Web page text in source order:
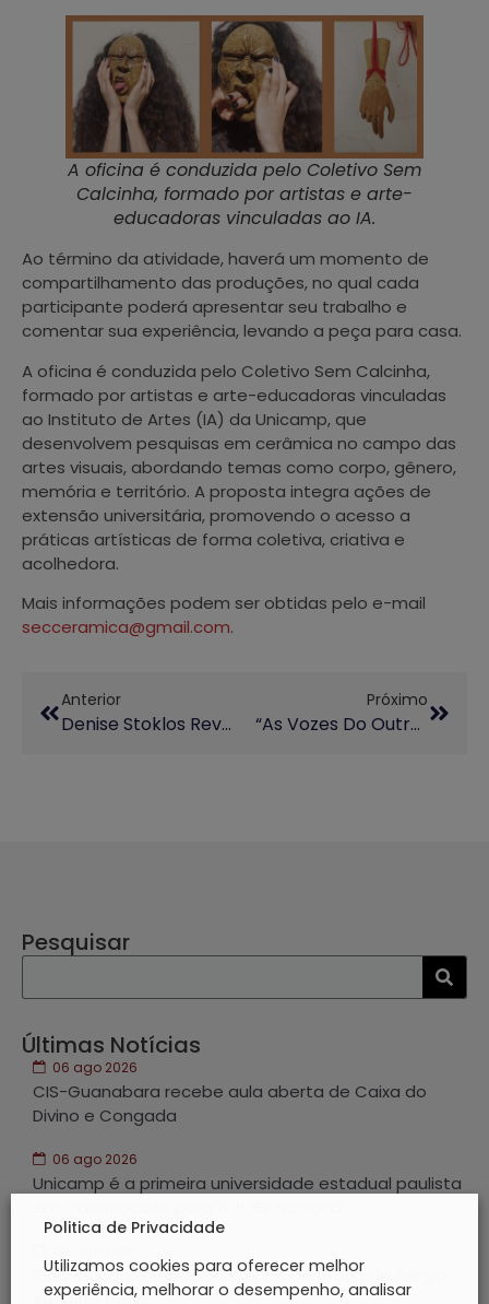
A oficina é conduzida pelo Coletivo Sem
Calcinha, formado por artistas e arte-
educadoras vinculadas ao IA.
Ao término da atividade, haverá um momento de
compartilhamento das produções, no qual cada
participante poderá apresentar seu trabalho e
comentar sua experiência, levando a peça para casa.
A oficina é conduzida pelo Coletivo Sem Calcinha,
formado por artistas e arte-educadoras vinculadas
ao Instituto de Artes (IA) da Unicamp, que
desenvolvem pesquisas em cerâmica no campo das
artes visuais, abordando temas como corpo, gênero,
memória e território. A proposta integra ações de
extensão universitária, promovendo o acesso a
práticas artísticas de forma coletiva, criativa e
acolhedora.
Mais informações podem ser obtidas pelo e-mail
secceramica@gmail.com.
Anterior
Denise Stoklos Revisita Espetáculo “Mary Stuart” No Palco DCult
Próximo
“As Vozes Do Outro Lado” Transforma Lendas Urbanas Em Audiodrama
Pesquisar
Últimas Notícias
06 ago 2026
CIS-Guanabara recebe aula aberta de Caixa do
Divino e Congada
06 ago 2026
Unicamp é a primeira universidade estadual paulista
GAIA inaugura exposição “Linha de fuga”, de Sérgio
Augusto Porto
Politica de Privacidade
Utilizamos cookies para oferecer melhor
experiência, melhorar o desempenho, analisar